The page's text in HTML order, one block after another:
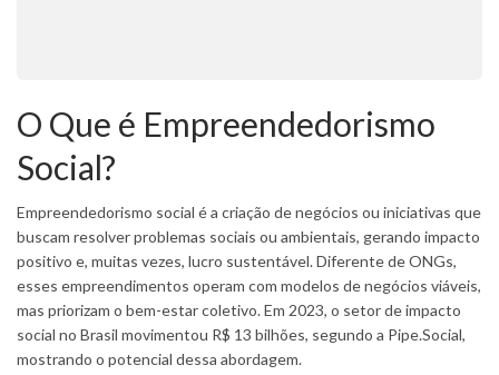
O Que é Empreendedorismo
Social?
Empreendedorismo social é a criação de negócios ou iniciativas que
buscam resolver problemas sociais ou ambientais, gerando impacto
positivo e, muitas vezes, lucro sustentável. Diferente de ONGs,
esses empreendimentos operam com modelos de negócios viáveis,
mas priorizam o bem-estar coletivo. Em 2023, o setor de impacto
social no Brasil movimentou R$ 13 bilhões, segundo a Pipe.Social,
mostrando o potencial dessa abordagem.